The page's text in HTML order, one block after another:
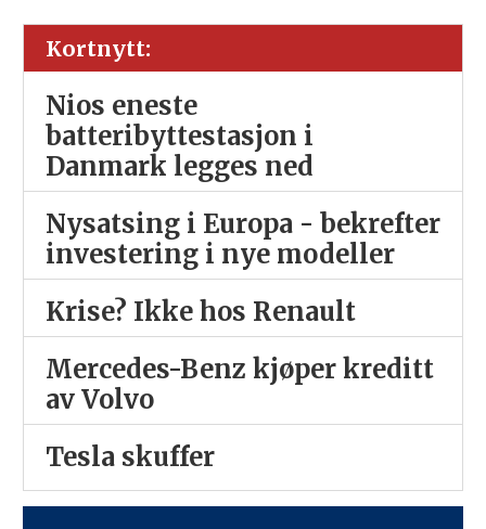
Kortnytt:
Nios eneste
batteribyttestasjon i
Danmark legges ned
Nysatsing i Europa - bekrefter
investering i nye modeller
Krise? Ikke hos Renault
Mercedes-Benz kjøper kreditt
av Volvo
Tesla skuffer